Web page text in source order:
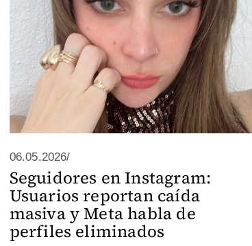
06.05.2026/
Seguidores en Instagram:
Usuarios reportan caída
masiva y Meta habla de
perfiles eliminados